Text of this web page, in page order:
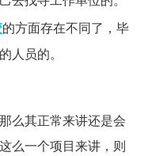
的方面存在不同了，毕
人员的。
么其正常来讲还是会
么一个项目来讲，则